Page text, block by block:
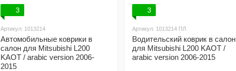
3
Артикул: 1013214
Автомобильные коврики в
салон для Mitsubishi L200
KAOT / arabic version 2006-
2015
3
Артикул: 1013214 ПЛ
Водительский коврик в салон
для Mitsubishi L200 KAOT /
arabic version 2006-2015